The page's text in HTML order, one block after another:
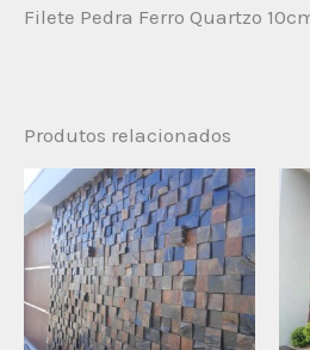
Filete Pedra Ferro Quartzo
Produtos relacionados